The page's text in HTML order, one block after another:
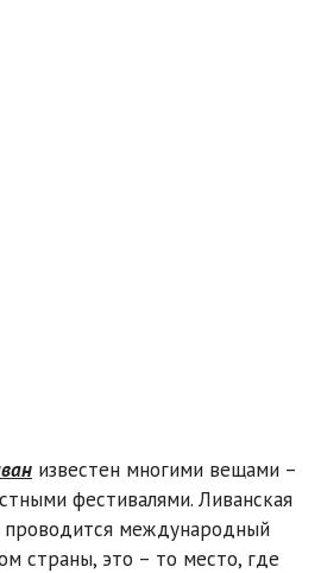
известен многими вещами –
фестивалями. Ливанская
проводится международный
страны, это – то место, где